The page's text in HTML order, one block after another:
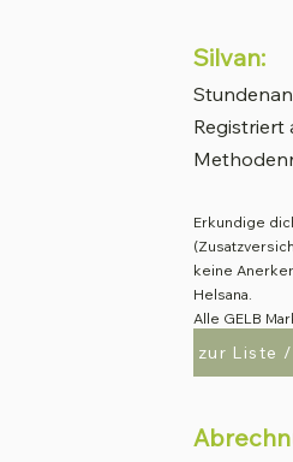
Silvan:
​Registriert
Erkundige
keine
Helsana.
Alle GELB
zur Liste